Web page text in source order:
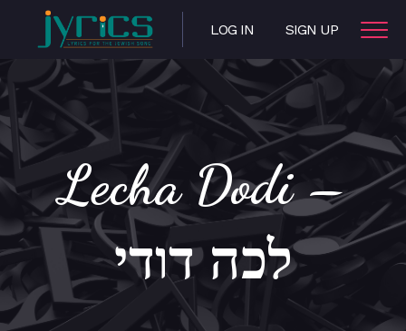
LOG IN SIGN UP
Lecha Dodi –
לכה דודי